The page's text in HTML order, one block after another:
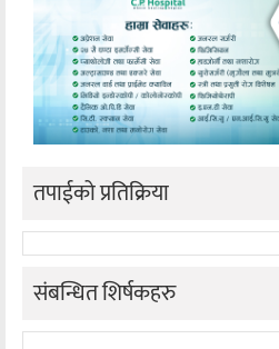
तपाईको प्रतिक्रिया
संबन्धित शिर्षकहरु